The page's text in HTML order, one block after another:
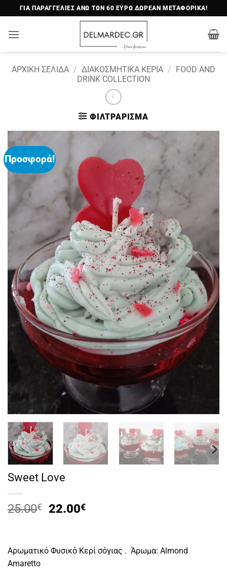
Μετάβαση
στο
περιεχόμενο
ΓΙΑ ΠΑΡΑΓΓΕΛΙΕΣ ΑΝΩ ΤΩΝ 60 ΕΥΡΩ ΔΩΡΕΑΝ ΜΕΤΑΦΟΡΙΚΑ!
ΑΡΧΙΚΉ ΣΕΛΊΔΑ / ΔΙΑΚΟΣΜΗΤΙΚΆ ΚΕΡΙΆ / FOOD AND
DRINK COLLECTION
ΦΙΛΤΡΆΡΙΣΜΑ
Προσφορά!
Sweet Love
25.00€
Original
25.00€.
22.00€Η
είναι:
22.00€.
Aρωματικό Φυσικό Κερί σόγιας . Άρωμα: Almond
Amaretto